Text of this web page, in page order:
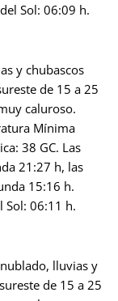
Sol: 06:09 h.
y chubascos
de 15 a 25
caluroso.
Mínima
38 GC. Las
21:27 h, las
15:16 h.
Sol: 06:11 h.
lluvias y
de 15 a 25